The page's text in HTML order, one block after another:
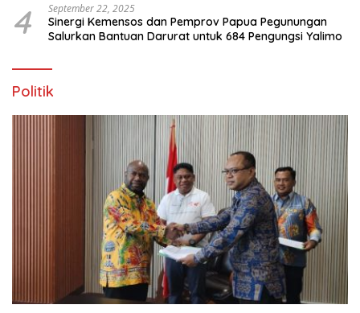
4 September 22, 2025
Sinergi Kemensos dan Pemprov Papua Pegunungan
Salurkan Bantuan Darurat untuk 684 Pengungsi Yalimo
Politik